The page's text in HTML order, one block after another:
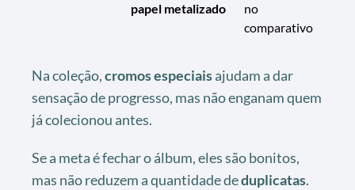
papel metalizado
no
comparativo
Na coleção,cromos especiaisajudam a dar
sensação de progresso, mas não enganam quem
já colecionou antes.
Se a meta é fechar o álbum, eles são bonitos,
mas não reduzem a quantidade deduplicatas.